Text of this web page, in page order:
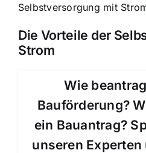
Selbstversorgung mit
Die Vorteile der
Strom
Wie
Bauförderung?
ein Bauantrag?
unseren